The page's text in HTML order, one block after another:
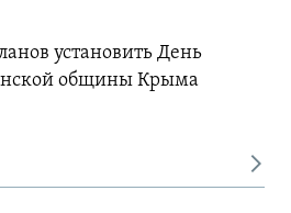
установить День
общины Крыма